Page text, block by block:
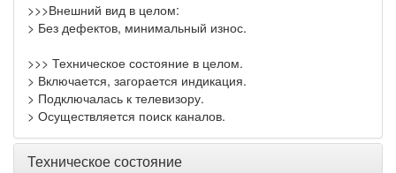
>>>Внешний вид в целом:
> Без дефектов, минимальный износ.
>>> Техническое состояние в целом.
> Включается, загорается индикация.
> Подключалась к телевизору.
> Осуществляется поиск каналов.
Техническое состояние